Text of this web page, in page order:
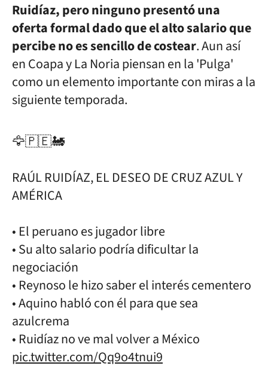
Ruidíaz, pero ninguno presentó una
oferta formal dado que el alto salario que
percibe no es sencillo de costear. Aun así
en Coapa y La Noria piensan en la 'Pulga'
como un elemento importante con miras a la
siguiente temporada.
🦅🇵🇪🚂
RAÚL RUIDÍAZ, EL DESEO DE CRUZ AZUL Y
AMÉRICA
• El peruano es jugador libre
• Su alto salario podría dificultar la
negociación
• Reynoso le hizo saber el interés cementero
• Aquino habló con él para que sea
azulcrema
• Ruidíaz no ve mal volver a México
pic.twitter.com/Qq9o4tnui9